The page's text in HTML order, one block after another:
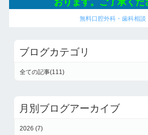
おります。ご了承くだ
無料口腔外科・歯科相談
ブログカテゴリ
全ての記事(111)
月別ブログアーカイブ
2026 (7)